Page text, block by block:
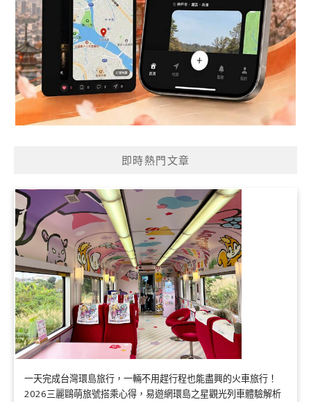
即時熱門文章
一天完成台灣環島旅行，一輛不用趕行程也能盡興的火車旅行！
2026三麗鷗萌旅號搭乘心得，易遊網環島之星觀光列車體驗解析